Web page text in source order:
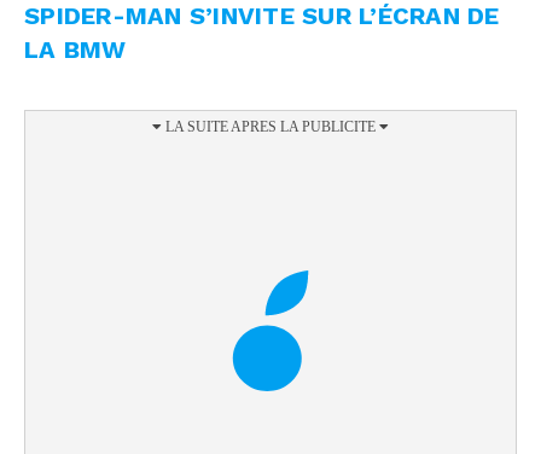
SPIDER-MAN S’INVITE SUR L’ÉCRAN DE
LA BMW